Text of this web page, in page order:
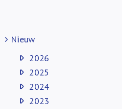
Nieuw
2026
2025
2024
2023